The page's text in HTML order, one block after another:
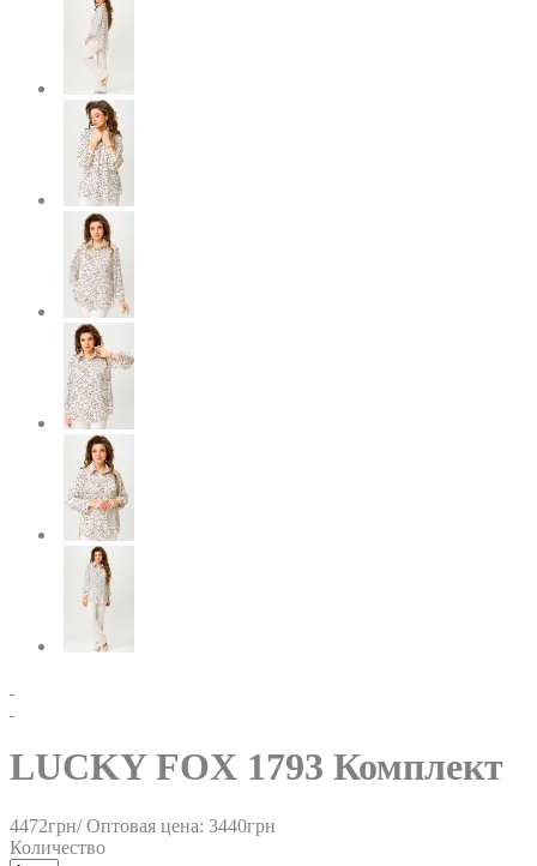
LUCKY FOX 1793 Комплект
4472грн/ Оптовая цена: 3440грн
Количество